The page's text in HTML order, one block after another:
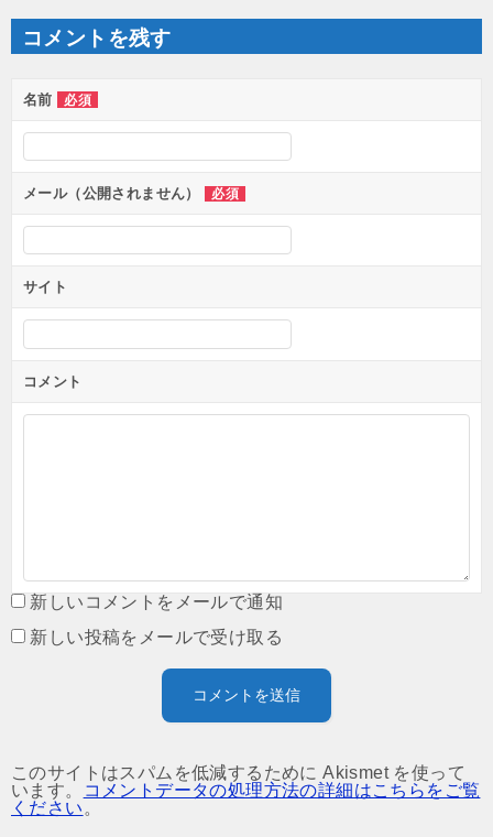
ゲ
ー
シ
ン
コメントを残す
名前 必須
メール（公開されません） 必須
サイト
コメント
新しいコメントをメールで通知
新しい投稿をメールで受け取る
このサイトはスパムを低減するために Akismet を使って
います。
コメントデータの処理方法の詳細はこちらをご覧
ください 。